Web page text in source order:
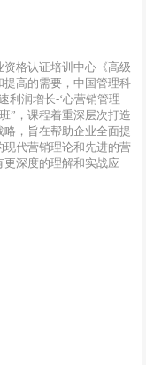
格认证培训中心《高级
高的需要，中国管理科
利润增长-‘心营销管理
”，课程着重深层次打造
，旨在帮助企业全面提
代营销理论和先进的营
深度的理解和实战应